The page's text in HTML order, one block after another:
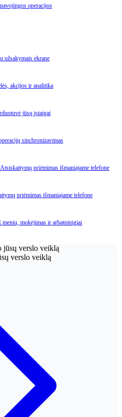
operacijos
užsakymais ekrane
akcijos ir analitika
jūsų įstaigai
sinchronizavimas
Atsiskaitymų priėmimas išmaniajame telefone
priėmimas išmaniajame telefone
meniu, mokėjimas ir arbatpinigiai
verslo veiklą